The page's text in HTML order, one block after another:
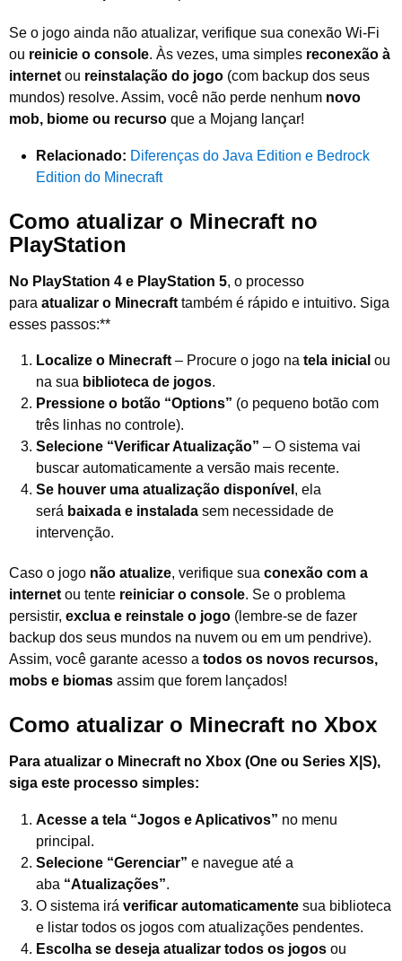
Se o jogo ainda não atualizar, verifique sua conexão Wi-Fi
ou reinicie o console. Às vezes, uma simples reconexão à
internet ou reinstalação do jogo (com backup dos seus
mundos) resolve. Assim, você não perde nenhum novo
mob, biome ou recurso que a Mojang lançar!
Relacionado: Diferenças do Java Edition e Bedrock
Edition do Minecraft
Como atualizar o Minecraft no
PlayStation
No PlayStation 4 e PlayStation 5, o processo
para atualizar o Minecraft também é rápido e intuitivo. Siga
esses passos:**
Localize o Minecraft– Procure o jogo na tela inicial ou
na sua biblioteca de jogos.
Pressione o botão “Options” (o pequeno botão com
três linhas no controle).
Selecione “Verificar Atualização” – O sistema vai
buscar automaticamente a versão mais recente.
Se houver uma atualização disponível , ela
será baixada e instalada sem necessidade de
intervenção.
Caso o jogo não atualize, verifique sua conexão com a
internet ou tente reiniciar o console. Se o problema
persistir, exclua e reinstale o jogo (lembre-se de fazer
backup dos seus mundos na nuvem ou em um pendrive).
Assim, você garante acesso a todos os novos recursos,
mobs e biomas assim que forem lançados!
Como atualizar o Minecraft no Xbox
Para atualizar o Minecraft no Xbox (One ou Series X|S),
siga este processo simples:
Acesse a tela “Jogos e Aplicativos” no menu
principal.
Selecione “Gerenciar” e navegue até a
aba “Atualizações”.
O sistema irá verificar automaticamente sua biblioteca
e listar todos os jogos com atualizações pendentes.
Escolha se deseja atualizar todos os jogos ou